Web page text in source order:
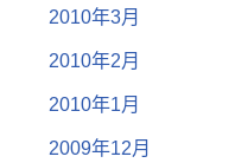
2010年3月
2010年2月
2010年1月
2009年12月